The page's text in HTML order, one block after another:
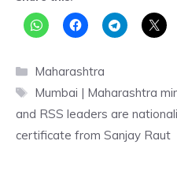
Categories
Maharashtra
Tags
Mumbai | Maharashtra
and RSS leaders are
certificate from Sanjay Raut